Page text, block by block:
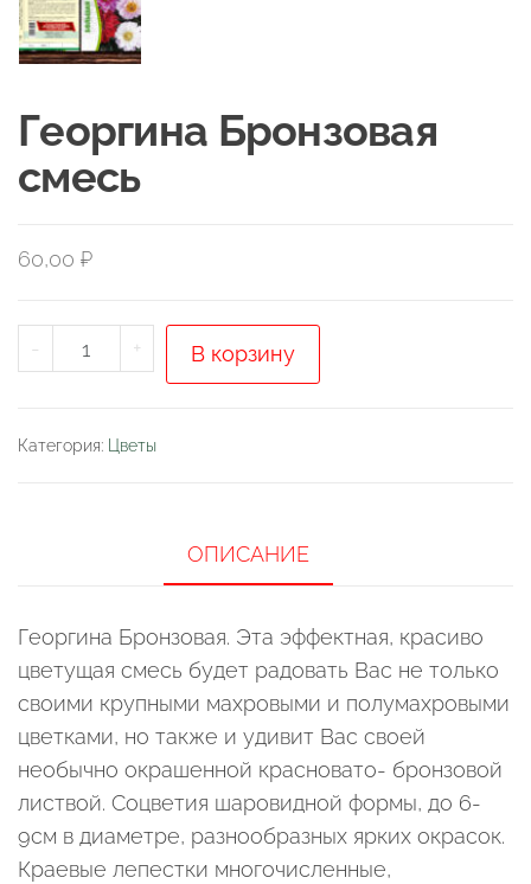
Георгина Бронзовая
смесь
60,00 ₽
-
Количество
товара
Бронзовая
+ В корзину
Категория: Цветы
ОПИСАНИЕ
Георгина Бронзовая. Эта эффектная, красиво
цветущая смесь будет радовать Вас не только
своими крупными махровыми и полумахровыми
цветками, но также и удивит Вас своей
необычно окрашенной красновато- бронзовой
листвой. Соцветия шаровидной формы, до 6-
9см в диаметре, разнообразных ярких окрасок.
Краевые лепестки многочисленные,